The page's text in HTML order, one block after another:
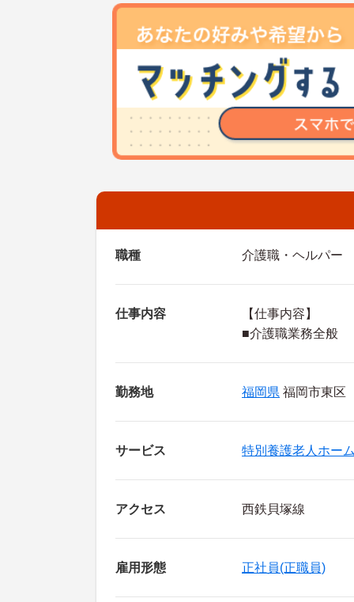
職種 介護職・ヘルパー
仕事内容
【仕事内容】
■介護職業務全般
勤務地 福岡県 福岡市東区
サービス 特別養護老人ホー
アクセス 西鉄貝塚線
雇用形態 正社員(正職員)